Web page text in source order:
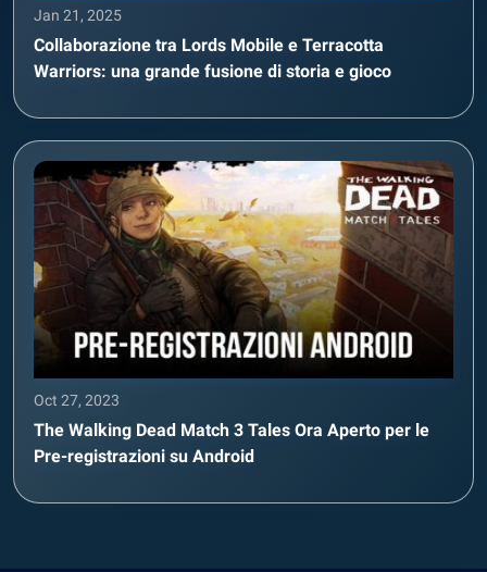
Jan 21, 2025
Collaborazione tra Lords Mobile e Terracotta
Warriors: una grande fusione di storia e gioco
Oct 27, 2023
The Walking Dead Match 3 Tales Ora Aperto per le
Pre-registrazioni su Android